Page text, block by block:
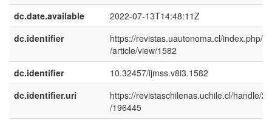
dc.date.available
2022-07-13T14:48:11Z
dc.identifier
https://revistas.uautonoma.cl/index.php/
/article/view/1582
dc.identifier
10.32457/ijmss.v8i3.1582
dc.identifier.uri
https://revistaschilenas.uchile.cl/handle/
/196445